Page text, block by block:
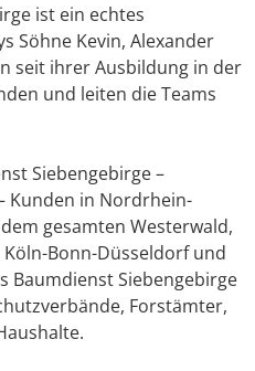
ist ein echtes
Söhne Kevin, Alexander
seit ihrer Ausbildung in der
und leiten die Teams
Siebengebirge –
Kunden in Nordrhein-
gesamten Westerwald,
Bonn-Düsseldorf und
Baumdienst Siebengebirge
Forstämter,